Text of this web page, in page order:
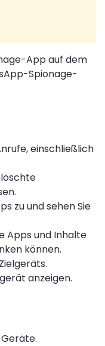
App auf dem
Spionage-
einschließlich
zu und sehen Sie
Apps und Inhalte
können.
anzeigen.